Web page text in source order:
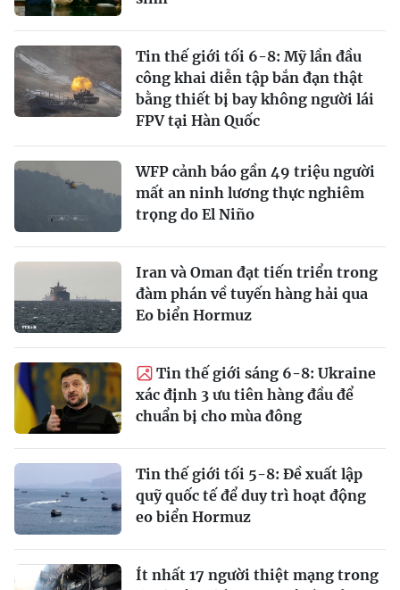
Tin thế giới tối 6-8: Mỹ lần đầu
công khai diễn tập bắn đạn thật
bằng thiết bị bay không người lái
FPV tại Hàn Quốc
WFP cảnh báo gần 49 triệu người
mất an ninh lương thực nghiêm
trọng do El Niño
Iran và Oman đạt tiến triển trong
đàm phán về tuyến hàng hải qua
Eo biển Hormuz
Tin thế giới sáng 6-8: Ukraine
xác định 3 ưu tiên hàng đầu để
chuẩn bị cho mùa đông
Tin thế giới tối 5-8: Đề xuất lập
quỹ quốc tế để duy trì hoạt động
eo biển Hormuz
Ít nhất 17 người thiệt mạng trong